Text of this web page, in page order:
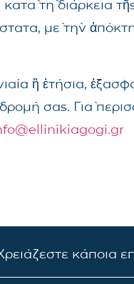
κατὰ τὴ
μὲ τὴν
ἢ ἐτήσια,
σας. Γιὰ
κάποια